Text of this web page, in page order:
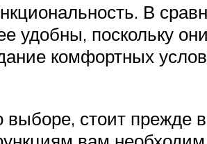
В
удобны, поскольку
комфортных
стоит прежде